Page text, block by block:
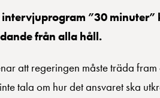
intervjuprogram ”30
från alla håll.
att regeringen måste träda
tala om hur det ansvaret ska